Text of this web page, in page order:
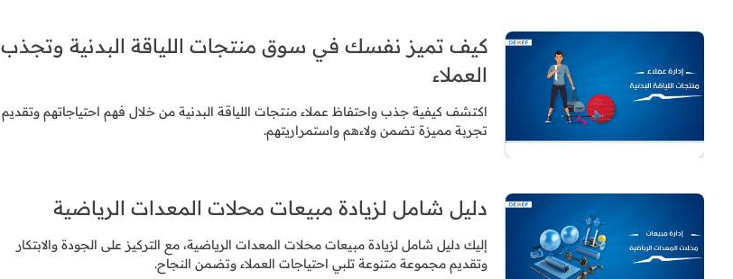
كيف تميز نفسك في سوق منتجات اللياقة البدنية وتجذب
العملاء
اكتشف كيفية جذب واحتفاظ عملاء منتجات اللياقة البدنية من خلال فهم احتياجاتهم وتقديم
تجربة مميزة تضمن ولاءهم واستمراريتهم.
دليل شامل لزيادة مبيعات محلات المعدات الرياضية
إليك دليل شامل لزيادة مبيعات محلات المعدات الرياضية، مع التركيز على الجودة والابتكار
وتقديم مجموعة متنوعة تلبي احتياجات العملاء وتضمن النجاح.